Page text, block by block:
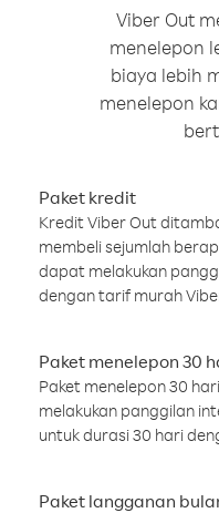
Viber Out
menelepon
biaya lebih
menelepon
Paket kredit
Kredit Viber Out
membeli sejumlah
dapat melakukan
dengan tarif murah
Paket menelepon 30
Paket menelepon 30
melakukan panggilan
untuk durasi 30 hari
Paket langganan